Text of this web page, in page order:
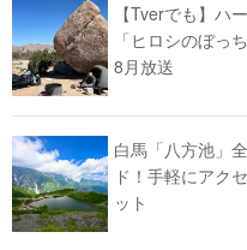
【Tverでも】ハ
「ヒロシのぼっ
8月放送
白馬「八方池」
ド！手軽にアク
ット